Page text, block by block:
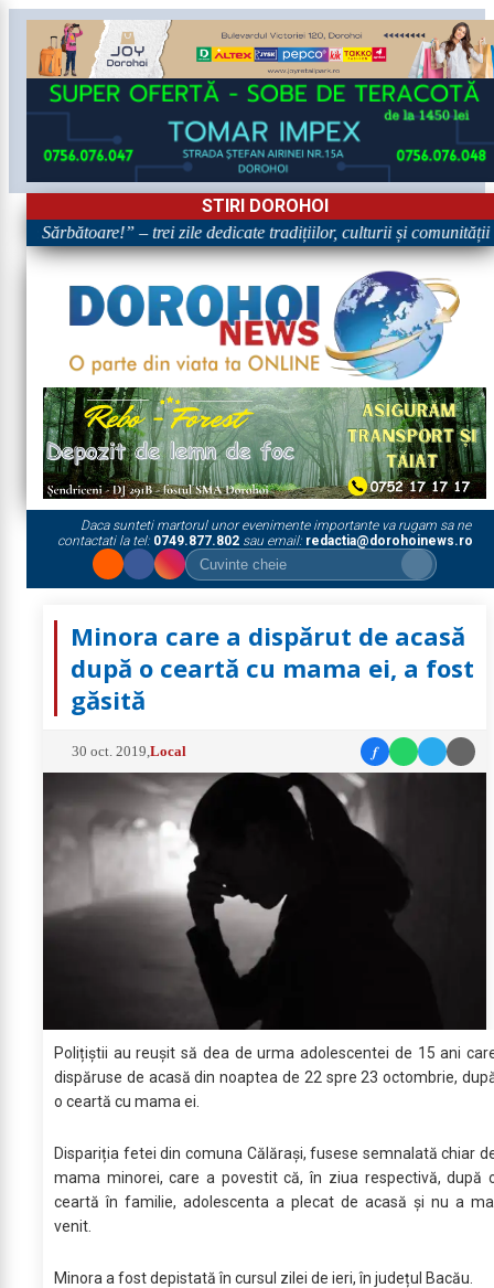
STIRI DOROHOI
în Sărbătoare!” – trei zile dedicate tradițiilor, culturii și comunității
Daca sunteti martorul unor evenimente importante va rugam sa ne
contactati la tel: 0749.877.802sau email: redactia@dorohoinews.ro
Minora care a dispărut de acasă
după o ceartă cu mama ei, a fost
găsită
30 oct. 2019 ,Local f
Polițiștii au reușit să dea de urma adolescentei de 15 ani
dispăruse de acasă din noaptea de 22 spre 23 octombrie,
o ceartă cu mama ei.
Dispariția fetei din comuna Călărași, fusese semnalată chiar
mama minorei, care a povestit că, în ziua respectivă, după
ceartă în familie, adolescenta a plecat de acasă și nu a
venit.
Minora a fost depistată în cursul zilei de ieri, în județul Bacău.